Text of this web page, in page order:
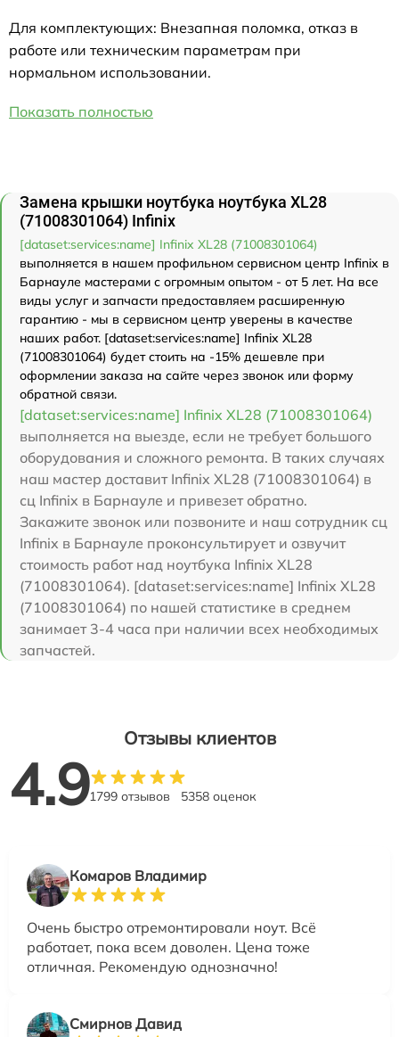
Для комплектующих: Внезапная поломка, отказ в
работе или техническим параметрам при
нормальном использовании.
Показать полностью
Замена крышки ноутбука ноутбука XL28
(71008301064) Infinix
[dataset:services:name] Infinix XL28 (71008301064)
выполняется в нашем профильном сервисном центр Infinix в
Барнауле мастерами с огромным опытом - от 5 лет. На все
виды услуг и запчасти предоставляем расширенную
гарантию - мы в сервисном центр уверены в качестве
наших работ. [dataset:services:name] Infinix XL28
(71008301064) будет стоить на -15% дешевле при
оформлении заказа на сайте через звонок или форму
обратной связи.
[dataset:services:name] Infinix XL28 (71008301064)
выполняется на выезде, если не требует большого
оборудования и сложного ремонта. В таких случаях
наш мастер доставит Infinix XL28 (71008301064) в
сц Infinix в Барнауле и привезет обратно.
Закажите звонок или позвоните и наш сотрудник сц
Infinix в Барнауле проконсультирует и озвучит
стоимость работ над ноутбука Infinix XL28
(71008301064). [dataset:services:name] Infinix XL28
(71008301064) по нашей статистике в среднем
занимает 3-4 часа при наличии всех необходимых
запчастей.
Отзывы клиентов
4.91799 отзывов 5358 оценок
Комаров Владимир
Очень быстро отремонтировали ноут. Всё
работает, пока всем доволен. Цена тоже
отличная. Рекомендую однозначно!
Смирнов Давид